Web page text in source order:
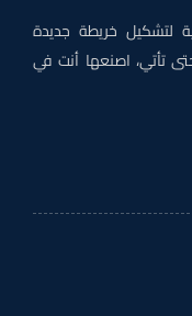
لتشكيل خريطة جديدة
تأتي، اصنعها أنت في